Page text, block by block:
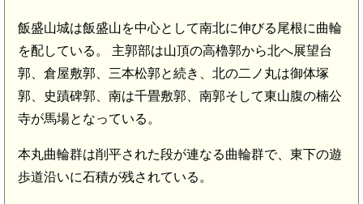
飯盛山城は飯盛山を中心として南北に伸びる尾根に曲輪
を配している。 主郭部は山頂の高櫓郭から北へ展望台
郭、倉屋敷郭、三本松郭と続き、北の二ノ丸は御体塚
郭、史蹟碑郭、南は千畳敷郭、南郭そして東山腹の楠公
寺が馬場となっている。
本丸曲輪群は削平された段が連なる曲輪群で、東下の遊
歩道沿いに石積が残されている。